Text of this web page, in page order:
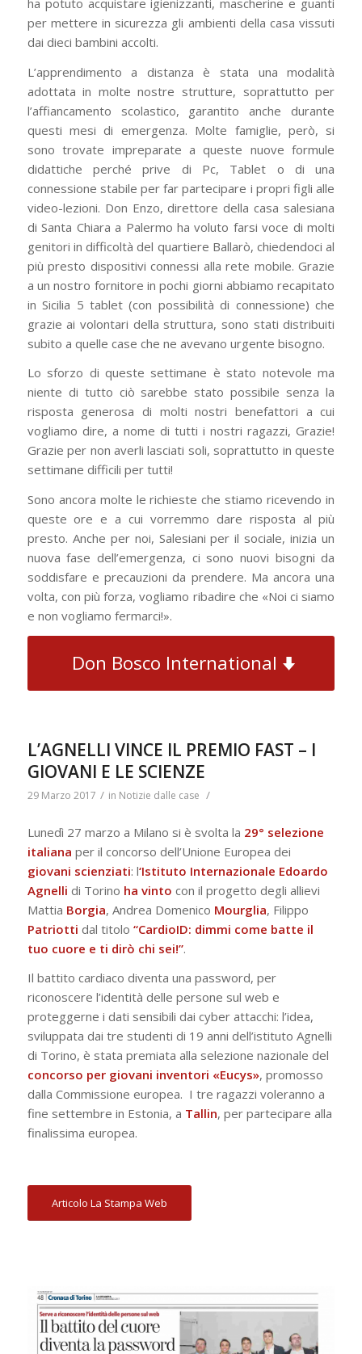
per mettere in sicurezza gli ambienti della casa vissuti
dai dieci bambini accolti.
L’apprendimento a distanza è stata una modalità
adottata in molte nostre strutture, soprattutto per
l’affiancamento scolastico, garantito anche durante
questi mesi di emergenza. Molte famiglie, però, si
sono trovate impreparate a queste nuove formule
didattiche perché prive di Pc, Tablet o di una
connessione stabile per far partecipare i propri figli alle
video-lezioni. Don Enzo, direttore della casa salesiana
di Santa Chiara a Palermo ha voluto farsi voce di molti
genitori in difficoltà del quartiere Ballarò, chiedendoci al
più presto dispositivi connessi alla rete mobile. Grazie
a un nostro fornitore in pochi giorni abbiamo recapitato
in Sicilia 5 tablet (con possibilità di connessione) che
grazie ai volontari della struttura, sono stati distribuiti
subito a quelle case che ne avevano urgente bisogno.
Lo sforzo di queste settimane è stato notevole ma
niente di tutto ciò sarebbe stato possibile senza la
risposta generosa di molti nostri benefattori a cui
vogliamo dire, a nome di tutti i nostri ragazzi, Grazie!
Grazie per non averli lasciati soli, soprattutto in queste
settimane difficili per tutti!
Sono ancora molte le richieste che stiamo ricevendo in
queste ore e a cui vorremmo dare risposta al più
presto. Anche per noi, Salesiani per il sociale, inizia un
nuova fase dell’emergenza, ci sono nuovi bisogni da
soddisfare e precauzioni da prendere. Ma ancora una
volta, con più forza, vogliamo ribadire che «Noi ci siamo
e non vogliamo fermarci!».
Don Bosco International
L’AGNELLI VINCE IL PREMIO FAST – I
GIOVANI E LE SCIENZE
29 Marzo 2017 / in Notizie dalle case /
Lunedì 27 marzo a Milano si è svolta la 29° selezione
italiana per il concorso dell’Unione Europea dei
giovani scienziati: l‘Istituto Internazionale Edoardo
Agnelli di Torino ha vinto con il progetto degli allievi
Mattia Borgia, Andrea Domenico Mourglia, Filippo
Patriotti dal titolo “CardioID: dimmi come batte il
tuo cuore e ti dirò chi sei!”.
Il battito cardiaco diventa una password, per
riconoscere l’identità delle persone sul web e
proteggerne i dati sensibili dai cyber attacchi: l’idea,
sviluppata dai tre studenti di 19 anni dell’istituto Agnelli
di Torino, è stata premiata alla selezione nazionale del
concorso per giovani inventori «Eucys», promosso
dalla Commissione europea. I tre ragazzi voleranno a
fine settembre in Estonia, a Tallin, per partecipare alla
finalissima europea.
Articolo La Stampa Web